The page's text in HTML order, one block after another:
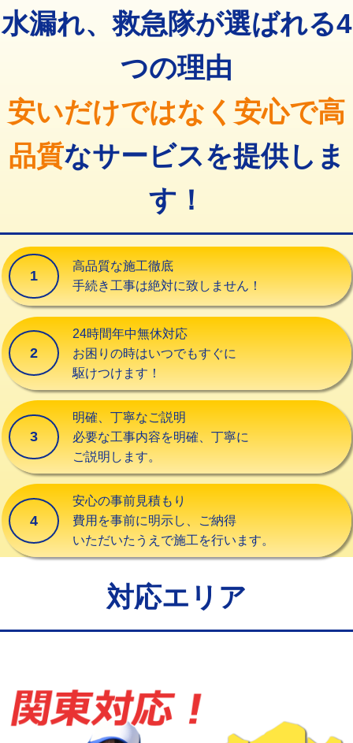
モルタル補修（厚さ10㎝まで） 27,500円
16,500円
廃棄・処分 現場見積
止水・漏水調査・防水処理・清掃・修
11,000円
止水・漏水調査・防水処理・清掃・修
22,000円
止水・漏水調査・防水処理・清掃・修
理・調整・分解・加工など（重作業）
33,000円
その他部品の脱着 8,800円～
交換・取付(単水栓（壁付・デッキ
式）)
13,200円+材料費
交換・取付(混合水栓（壁付・デッキ
式・ワンホール）)
16,500円+材料費
交換・取付(排水栓・排水トラップ
（P/S/ポップアップ））
交換・取付（その他部品）
持込商品取付（単水栓）
持込商品取付（混合水栓） 16,500円
持込商品取付（浄水器・分岐水栓） 16,500円
給水管工事※（ホール加工)
給水管工事※（バンド止め) 3,300円
給水管工事※（保温材使用（バンド止
5,500円
給水管工事※（塩ビ管（VP・HI）使
用/3ｍまで)
水漏れ、救急隊が選ばれる4
つの理由
安いだけではなく安心で高
品質なサービスを提供しま
す！
1
高品質な施工徹底
手続き工事は絶対に致しません！
2
24時間年中無休対応
お困りの時はいつでもすぐに
駆けつけます！
3
明確、丁寧なご説明
必要な工事内容を明確、丁寧に
ご説明します。
4
安心の事前見積もり
費用を事前に明示し、ご納得
いただいたうえで施工を行います。
対応エリア